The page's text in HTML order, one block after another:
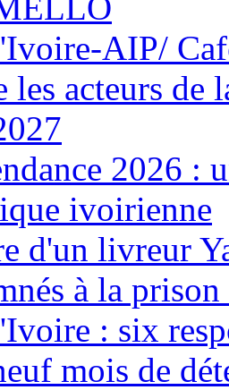
AIP/
les acteurs de
2026 :
ivoirienne
d'un livreur
à la
: six
mois de